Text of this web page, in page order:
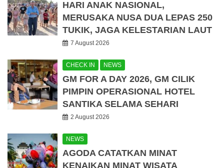
HARI ANAK NASIONAL,
MERUSAKA NUSA DUA LEPAS 250
TUKIK, JAGA KELESTARIAN LAUT
7 August 2026
CHECK IN NEWS
GM FOR A DAY 2026, GM CILIK
PIMPIN OPERASIONAL HOTEL
SANTIKA SELAMA SEHARI
2 August 2026
NEWS
AGODA CATATKAN MINAT
KENAIKAN MINAT WISATA